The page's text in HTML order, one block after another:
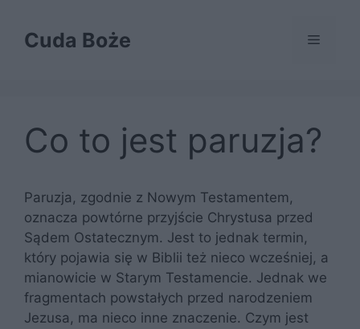
treściCuda Boże Menu
Co to jest paruzja?
Paruzja, zgodnie z Nowym Testamentem,
oznacza powtórne przyjście Chrystusa przed
Sądem Ostatecznym. Jest to jednak termin,
który pojawia się w Biblii też nieco wcześniej, a
mianowicie w Starym Testamencie. Jednak we
fragmentach powstałych przed narodzeniem
Jezusa, ma nieco inne znaczenie. Czym jest